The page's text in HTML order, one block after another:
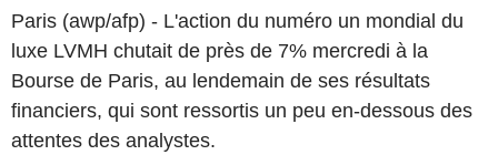
Paris (awp/afp) - L'action du numéro un mondial du
luxe LVMH chutait de près de 7% mercredi à la
Bourse de Paris, au lendemain de ses résultats
financiers, qui sont ressortis un peu en-dessous des
attentes des analystes.